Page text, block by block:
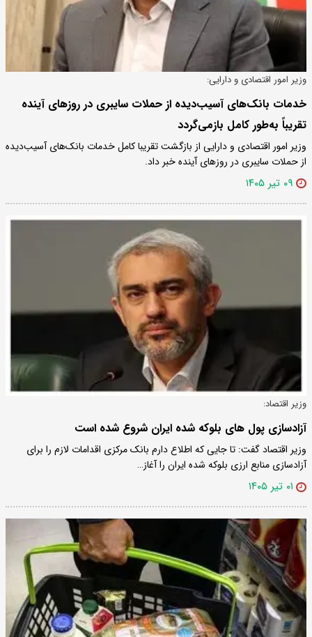
وزیر امور اقتصادی و دارایی:
خدمات بانک‌های آسیب‌دیده از حملات سایبری در روزهای آینده
تقریباً به‌طور کامل بازمی‌گردد
وزیر امور اقتصادی و دارایی از بازگشت تقریبا کامل خدمات بانک‌های آسیب‌دیده
از حملات سایبری در روزهای آینده خبر داد.
۰۹ تیر ۱۴۰۵
وزیر اقتصاد:
آزادسازی پول های بلوکه شده ایران شروع شده است
وزیر اقتصاد گفت: تا جایی که اطلاع دارم بانک مرکزی اقدامات لازم را برای
آزادسازی منابع ارزی بلوکه شده ایران را آغاز…
۰۱ تیر ۱۴۰۵